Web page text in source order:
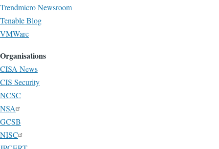
Trendmicro Newsroom
Tenable Blog
VMWare
Organisations
CISA News
CIS Security
NCSC
NSA
GCSB
NISC